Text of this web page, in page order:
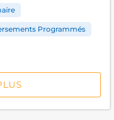
Programmés